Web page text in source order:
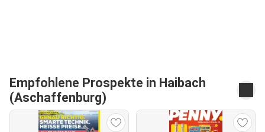
Empfohlene Prospekte in Haibach
(Aschaffenburg)